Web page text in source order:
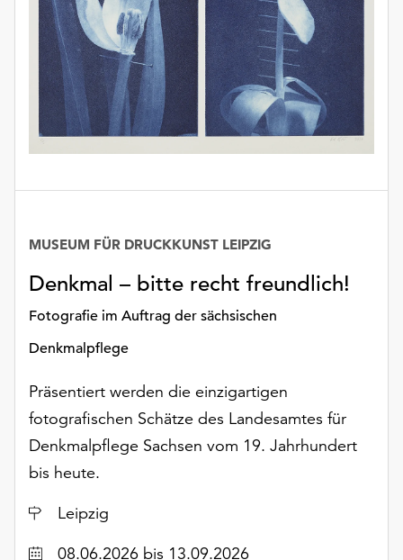
Schaltfläche
„Auswählen“.
Weitere
Informationen
finden
Datenschutzerklärung
dem
Impressum
Denkmal – bitte recht freundlich!
Fotografie im Auftrag der sächsischen
Denkmalpflege
MUSEUM FÜR DRUCKKUNST LEIPZIG
Präsentiert werden die einzigartigen
fotografischen Schätze des Landesamtes für
Denkmalpflege Sachsen vom 19. Jahrhundert
bis heute.
Ort
Leipzig
Datum08.06.2026 bis 13.09.2026